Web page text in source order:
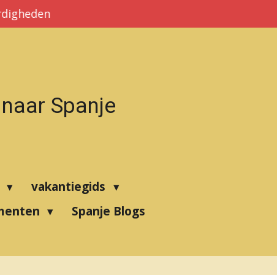
Spanje
vakantiegids
Spanje Blogs